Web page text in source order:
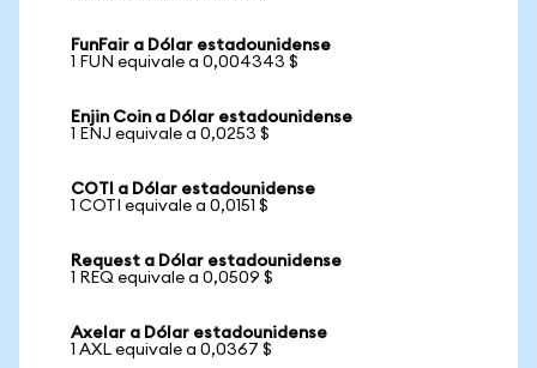
FunFair a Dólar estadounidense
1 FUN equivale a 0,004343 $
Enjin Coin a Dólar estadounidense
1 ENJ equivale a 0,0253 $
COTI a Dólar estadounidense
1 COTI equivale a 0,0151 $
Request a Dólar estadounidense
1 REQ equivale a 0,0509 $
Axelar a Dólar estadounidense
1 AXL equivale a 0,0367 $